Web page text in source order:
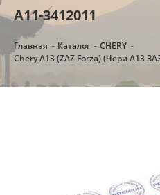
A11-3412011
Главная Каталог
CHERY
Chery A13 (ZAZ Forza) (Чери А13